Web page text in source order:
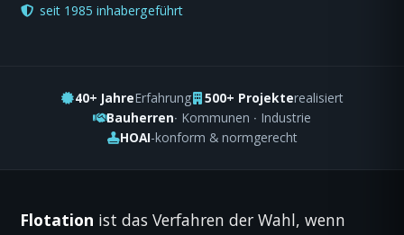
seit 1985 inhabergeführt
40+ JahreErfahrung 500+ Projekterealisiert
Bauherren· Kommunen · Industrie
HOAI-konform & normgerecht
Flotation ist das Verfahren der Wahl, wenn